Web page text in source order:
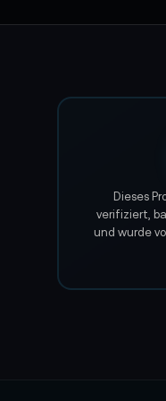
Zu den
Dieses
verifiziert,
und wurde